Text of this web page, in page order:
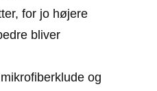
for jo højere
bliver
og